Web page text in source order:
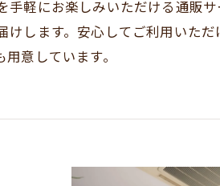
軽にお楽しみいただける通販
します。安心してご利用いた
意しています。